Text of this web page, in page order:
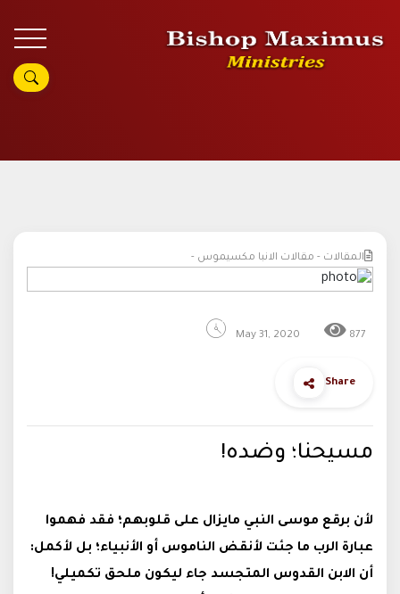
المقالات - مقالات الانبا مكسيموس -
May 31, 2020 877
Share
مسيحنا؛ وضده!
لأن برقع موسى النبي مايزال على قلوبهم؛ فقد فهموا
عبارة الرب ما جئت لأنقض الناموس أو الأنبياء؛ بل لأكمل:
أن الابن القدوس المتجسد جاء ليكون ملحق تكميلي!